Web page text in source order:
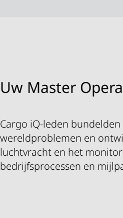
Uw Master
Cargo iQ-leden
wereldproblemen en
luchtvracht en het
bedrijfsprocessen en